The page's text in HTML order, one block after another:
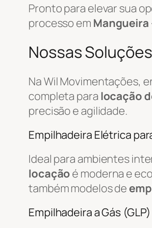
Pronto para elevar sua
processo em Mangueira
Nossas
Na Wil Movimentações,
completa para locação
precisão e agilidade.
Empilhadeira Elétrica
Ideal para ambientes
locação é moderna e
também modelos de
Empilhadeira a Gás (GLP)